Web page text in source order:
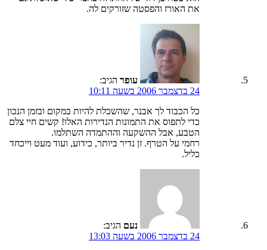
את האורז והפסטה שזורקים לה.
עופר הגיב:
24 בדצמבר 2006 בשעה 10:11
כל הכבוד לך אבנר, שהשכלת להיות במקום ובזמן הנכון
כדי לתפוס את התמונות הנדירות האלו! קשים חיי צלם
הטבע, אבל ההשקעה וההתמדה השתלמו.
רחמי על הטרף. זן נדיר ביותר, כידוע, ועוד מעט וייכחד
כליל.
נעם הגיב:
24 בדצמבר 2006 בשעה 13:03